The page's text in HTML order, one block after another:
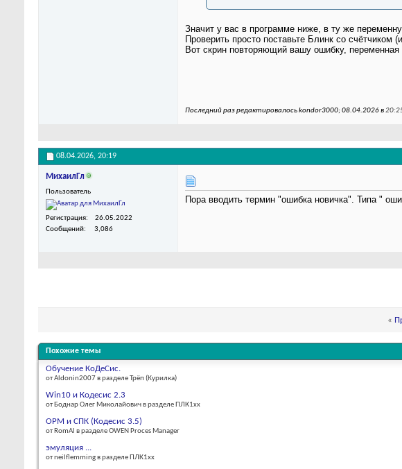
Значит у вас в программе ниже, в ту же
Проверить просто поставьте Блинк со счётчиком
Вот скрин повторяющий вашу ошибку,
Последний раз редактировалось kondor3000; 08.04.2026 в
08.04.2026, 20:19
МихаилГл
Пользователь
Регистрация
26.05.2022
Сообщений
3,086
Пора вводить термин "ошибка новичка". Типа "
«
Похожие темы
Обучение КоДеСис.
от Aldonin2007 в разделе Трёп (Курилка)
Win10 и Кодесис 2.3
от Боднар Олег Миколайович в разделе ПЛК1хх
OPM и СПК (Кодесис 3.5)
от RomAl в разделе OWEN Proces Manager
эмуляция ...
от neilflemming в разделе ПЛК1хх